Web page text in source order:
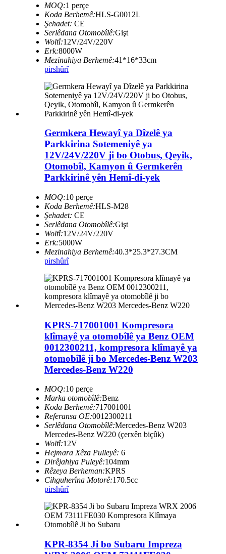
MOQ:1 perçe
Koda Berhemê:HLS-G0012L
Şehadet: CE
Serlêdana Otomobîlê:Gişt
Woltî:12V/24V/220V
Erk:8000W
Mezinahiya Berhemê:41*16*33cm
pirshûrî
Germkera Hewayî ya Dîzelê ya
Parkkirina Sotemeniyê ya
12V/24V/220V ji bo Otobus, Qeyik,
Otomobîl, Kamyon û Germkerên
Parkkirinê yên Hemî-di-yek
MOQ:10 perçe
Koda Berhemê:HLS-M28
Şehadet: CE
Serlêdana Otomobîlê:Gişt
Woltî:12V/24V/220V
Erk:5000W
Mezinahiya Berhemê:40.3*25.3*27.3CM
pirshûrî
KPRS-717001001 Kompresora
klîmayê ya otomobîlê ya Benz OEM
0012300211, kompresora klîmayê ya
otomobîlê ji bo Mercedes-Benz W203
Mercedes-Benz W220
MOQ:10 perçe
Marka otomobîlê:Benz
Koda Berhemê:717001001
Referansa OE:0012300211
Serlêdana Otomobîlê:Mercedes-Benz W203
Mercedes-Benz W220 (çerxên biçûk)
Woltî:12V
Hejmara Xêza Pulleyê: 6
Dirêjahiya Puleyê:104mm
Rêzeya Berheman:KPRS
Cihguherîna Motorê:170.5cc
pirshûrî
KPR-8354 Ji bo Subaru Impreza